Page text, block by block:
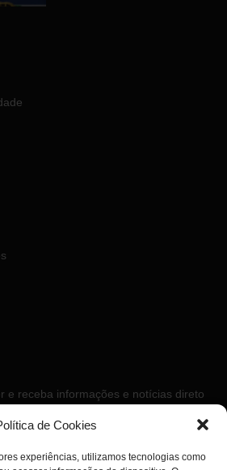
de Cookies
experiências, utilizamos tecnologias como
e receba informações e notícias direto